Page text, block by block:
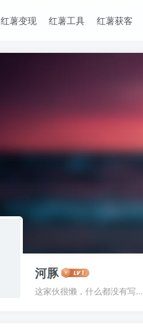
红薯变现 红薯工具 红薯获客
河豚
这家伙很懒，什么都没有写...